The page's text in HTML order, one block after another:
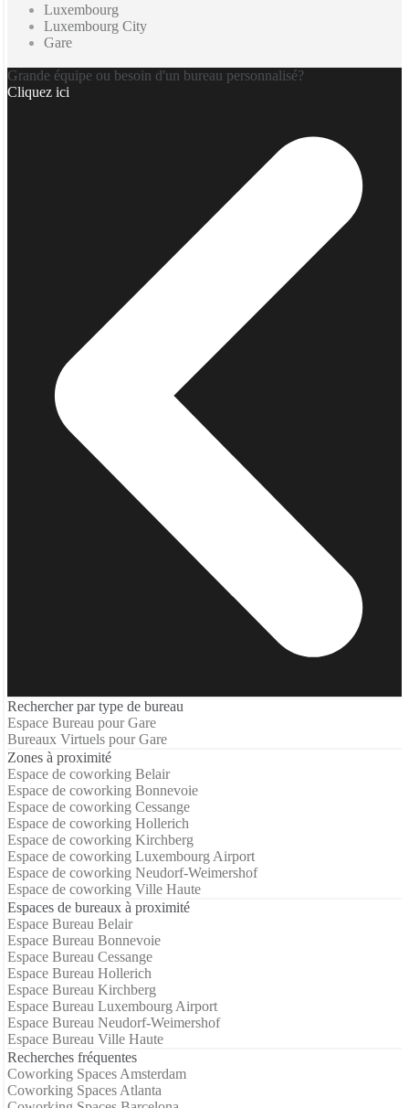
Luxembourg
Luxembourg City
Gare
Grande équipe ou besoin d'un bureau personnalisé?
Cliquez ici
Rechercher par type de bureau
Espace Bureau pour Gare
Bureaux Virtuels pour Gare
Zones à proximité
Espace de coworking Belair
Espace de coworking Bonnevoie
Espace de coworking Cessange
Espace de coworking Hollerich
Espace de coworking Kirchberg
Espace de coworking Luxembourg Airport
Espace de coworking Neudorf-Weimershof
Espace de coworking Ville Haute
Espaces de bureaux à proximité
Espace Bureau Belair
Espace Bureau Bonnevoie
Espace Bureau Cessange
Espace Bureau Hollerich
Espace Bureau Kirchberg
Espace Bureau Luxembourg Airport
Espace Bureau Neudorf-Weimershof
Espace Bureau Ville Haute
Recherches fréquentes
Coworking Spaces Amsterdam
Coworking Spaces Atlanta